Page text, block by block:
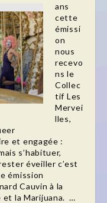
ans
cette
émissi
on
nous
recevo
ns le
Collec
tif Les
Mervei
lles,
et engagée :
s’habituer,
éveiller c’est
émission
Cauvin à la
et la Marijuana. …